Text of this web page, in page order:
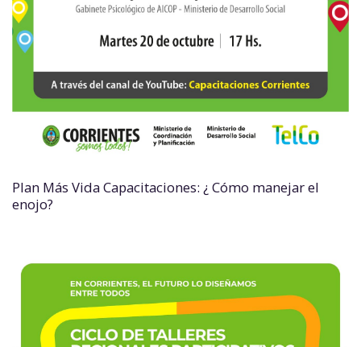
Plan Más Vida Capacitaciones: ¿ Cómo manejar el
enojo?